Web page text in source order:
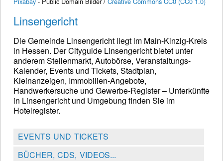
Linsengericht
Die Gemeinde Linsengericht liegt im Main-Kinzig-Kreis
in Hessen. Der Cityguide Linsengericht bietet unter
anderem Stellenmarkt, Autobörse, Veranstaltungs-
Kalender, Events und Tickets, Stadtplan,
Kleinanzeigen, Immobilien-Angebote,
Handwerkersuche und Gewerbe-Register – Unterkünfte
in Linsengericht und Umgebung finden Sie im
Hotelregister.
EVENTS UND TICKETS
BÜCHER, CDS, VIDEOS...